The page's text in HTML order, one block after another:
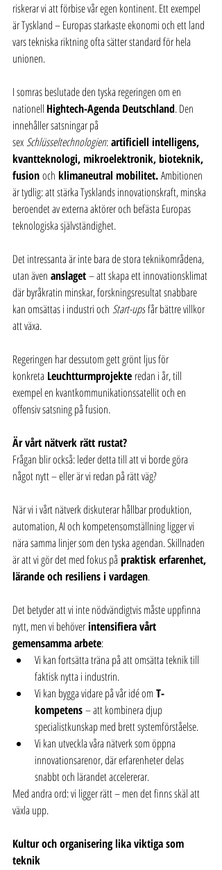
riskerar vi att förbise vår egen kontinent. Ett exempel
är Tyskland – Europas starkaste ekonomi och ett land
vars tekniska riktning ofta sätter standard för hela
unionen.
I somras beslutade den tyska regeringen om en
nationell Hightech-Agenda Deutschland. Den
innehåller satsningar på
sex Schlüsseltechnologien: artificiell intelligens,
kvantteknologi, mikroelektronik, bioteknik,
fusion och klimaneutral mobilitet. Ambitionen
är tydlig: att stärka Tysklands innovationskraft, minska
beroendet av externa aktörer och befästa Europas
teknologiska självständighet.
Det intressanta är inte bara de stora teknikområdena,
utan även anslaget – att skapa ett innovationsklimat
där byråkratin minskar, forskningsresultat snabbare
kan omsättas i industri och Start-ups får bättre villkor
att växa.
Regeringen har dessutom gett grönt ljus för
konkreta Leuchtturmprojekte redan i år, till
exempel en kvantkommunikationssatellit och en
offensiv satsning på fusion.
Är vårt nätverk rätt rustat?
Frågan blir också: leder detta till att vi borde göra
något nytt – eller är vi redan på rätt väg?
När vi i vårt nätverk diskuterar hållbar produktion,
automation, AI och kompetensomställning ligger vi
nära samma linjer som den tyska agendan. Skillnaden
är att vi gör det med fokus på praktisk erfarenhet,
lärande och resiliens i vardagen.
Det betyder att vi inte nödvändigtvis måste uppfinna
nytt, men vi behöver intensifiera vårt
gemensamma arbete:
Vi kan fortsätta träna på att omsätta teknik till
faktisk nytta i industrin.
Vi kan bygga vidare på vår idé om T-
kompetens – att kombinera djup
specialistkunskap med brett systemförståelse.
Vi kan utveckla våra nätverk som öppna
innovationsarenor, där erfarenheter delas
snabbt och lärandet accelererar.
Med andra ord: vi ligger rätt – men det finns skäl att
växla upp.
Kultur och organisering lika viktiga som
teknik